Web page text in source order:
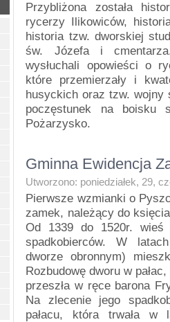
Przybliżona została
rycerzy Ilikowiców,
historia tzw. dworskiej
św. Józefa i
wysłuchali opowieści o
które przemierzały i
husyckich oraz tzw. wojny
poczęstunek na boisku
Pożarzysko.
Gminna Ewidencja
Utworzono: poniedziałek, 29,
Pierwsze wzmianki o
zamek, należący do
Od 1339 do 1520r.
spadkobierców. W
dworze obronnym)
Rozbudowę dworu w
przeszła w ręce barona
Na zlecenie jego
pałacu, która trwała w